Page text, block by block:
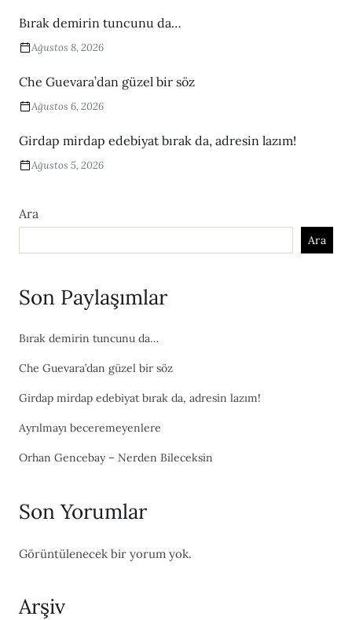
Bırak demirin tuncunu da…
Ağustos 8, 2026
Che Guevara’dan güzel bir söz
Ağustos 6, 2026
Girdap mirdap edebiyat bırak da, adresin lazım!
Ağustos 5, 2026
Ara
Ara
Son Paylaşımlar
Bırak demirin tuncunu da…
Che Guevara’dan güzel bir söz
Girdap mirdap edebiyat bırak da, adresin lazım!
Ayrılmayı beceremeyenlere
Orhan Gencebay – Nerden Bileceksin
Son Yorumlar
Görüntülenecek bir yorum yok.
Arşiv